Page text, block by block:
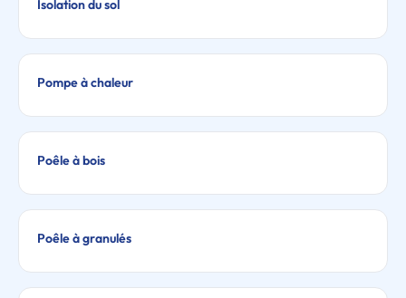
Isolation du sol
Pompe à chaleur
Poêle à bois
Poêle à granulés